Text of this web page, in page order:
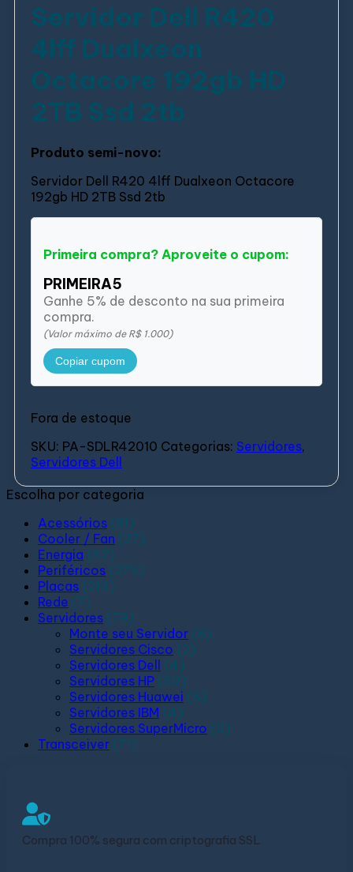
Servidor Dell R420
4lff Dualxeon
Octacore 192gb HD
2TB Ssd 2tb
Produto semi-novo:
Servidor Dell R420 4lff Dualxeon Octacore
192gb HD 2TB Ssd 2tb
Primeira compra? Aproveite o cupom:
PRIMEIRA5
Ganhe 5% de desconto na sua primeira
compra.
(Valor máximo de R$ 1.000)
Copiar cupom
Fora de estoque
SKU: PA-SDLR42010 Categorias: Servidores,
Servidores Dell
Escolha por categoria
Acessórios (81)
Cooler / Fan (27)
Energia (62)
Periféricos (279)
Placas (213)
Rede (7)
Servidores (79)
Monte seu Servidor (6)
Servidores Cisco (2)
Servidores Dell
(4)
Servidores HP (50)
Servidores Huawei (6)
Servidores IBM (4)
Servidores SuperMicro (3)
Transceiver (71)
Compra 100% segura com criptografia SSL